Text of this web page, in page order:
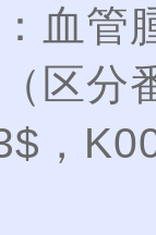
血管
区分
，